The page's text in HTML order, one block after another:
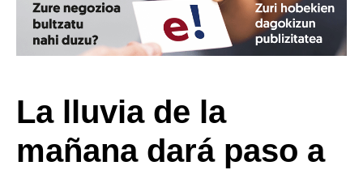
La lluvia de la
mañana dará paso a